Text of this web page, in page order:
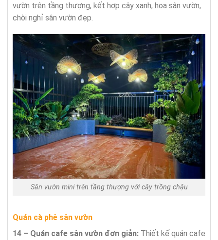
vườn trên tầng thượng, kết hợp cây xanh, hoa sân vườn,
chòi nghỉ sân vườn đẹp.
Sân vườn mini trên tầng thượng với cây trồng chậu
Quán cà phê sân vườn
14 – Quán cafe sân vườn đơn giản: Thiết kế quán cafe